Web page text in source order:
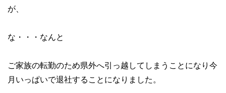
が、
な・・・なんと
ご家族の転勤のため県外へ引っ越してしまうことになり今
月いっぱいで退社することになりました。